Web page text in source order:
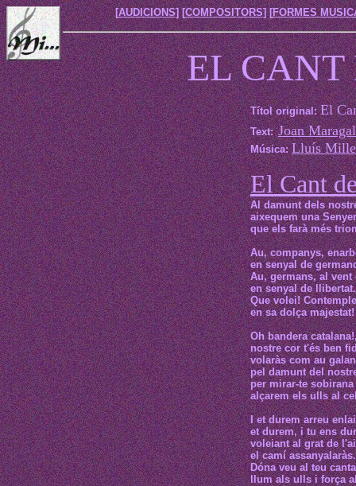
[AUDICIONS] [COMPOSITORS] [FORMES
EL CANT
Títol original: El
Text: Joan
Música: Lluís
El Cant
Al damunt dels
aixequem una
que els farà més
Au, companys,
en senyal de
Au, germans, al vent
en senyal de llibertat.
Que volei!
en sa dolça majestat!
Oh bandera
nostre cor t'és ben
volaràs com au
pel damunt del
per mirar-te sobirana
alçarem els ulls al
I et durem arreu
et durem, i tu ens
voleiant al grat de
el camí assanyalaràs.
Dóna veu al teu
llum als ulls i força